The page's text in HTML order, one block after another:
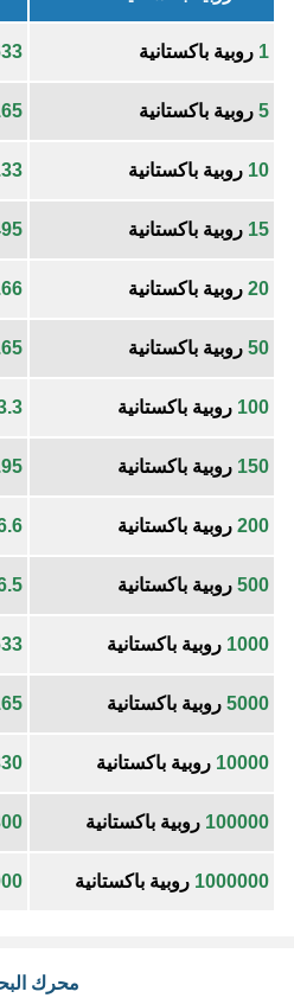
1 روبية باكستانية
5 روبية باكستانية
10 روبية باكستانية
15 روبية باكستانية
20 روبية باكستانية
50 روبية باكستانية
100 روبية باكستانية
150 روبية باكستانية
200 روبية باكستانية
500 روبية باكستانية
1000 روبية باكستانية
5000 روبية باكستانية
10000 روبية باكستانية
100000 روبية باكستانية
1000000 روبية باكستانية
محرك